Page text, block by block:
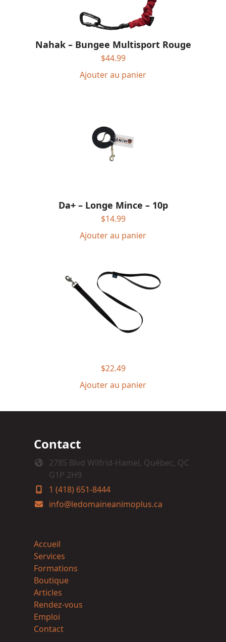
Nahak – Bungee Multisport Rouge
$44.99
Ajouter au panier
Da+ – Longe Mince – 10p
$14.99
Ajouter au panier
$22.49
Ajouter au panier
Contact
2785 Blvd Wilfrid-Hamel, Québec, QC
G1P 2H9
1 (418) 651-8444
info@ledomaineanimoplus.ca
Accueil
Services
Formations
Boutique
Articles
Rendez-vous
Emploi
Contact